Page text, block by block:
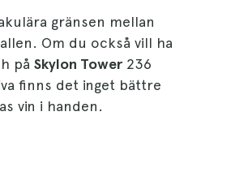
gränsen mellan
Om du också vill ha
på Skylon Tower 236
finns det inget bättre
vin i handen.